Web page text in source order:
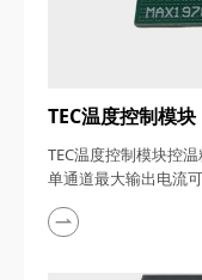
TEC温度控制模块
TEC温度控制模块控
单通道最大输出电流